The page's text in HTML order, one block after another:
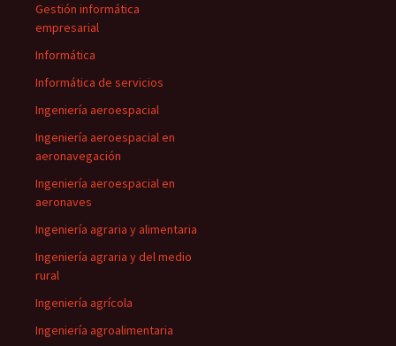
Gestión informática
empresarial
Informática
Informática de servicios
Ingeniería aeroespacial
Ingeniería aeroespacial en
aeronavegación
Ingeniería aeroespacial en
aeronaves
Ingeniería agraria y alimentaria
Ingeniería agraria y del medio
rural
Ingeniería agrícola
Ingeniería agroalimentaria